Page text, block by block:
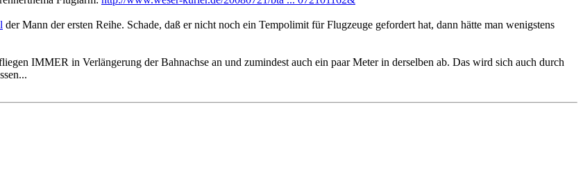
der Mann der ersten Reihe. Schade, daß er nicht noch ein Tempolimit für Flugzeuge gefordert hat, dann hätte man wenigstens
IMMER in Verlängerung der Bahnachse an und zumindest auch ein paar Meter in derselben ab. Das wird sich auch durch